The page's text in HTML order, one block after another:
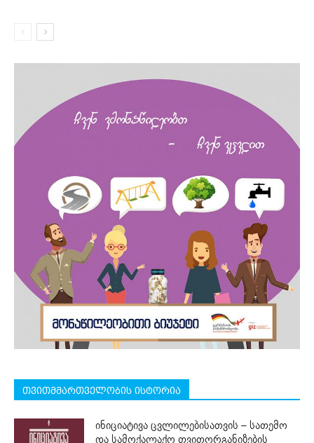
თვითმმართველობის ისტორია
ინიციატივა ცვლილებისათვის – სათემო
და სამოქალაქო თვითორგანიზების